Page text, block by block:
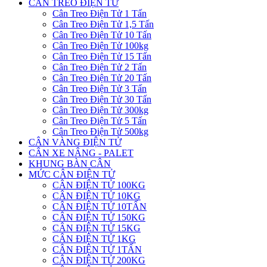
CÂN TREO ĐIỆN TỬ
Cân Treo Điện Tử 1 Tấn
Cân Treo Điện Tử 1,5 Tấn
Cân Treo Điện Tử 10 Tấn
Cân Treo Điện Tử 100kg
Cân Treo Điện Tử 15 Tấn
Cân Treo Điện Tử 2 Tấn
Cân Treo Điện Tử 20 Tấn
Cân Treo Điện Tử 3 Tấn
Cân Treo Điện Tử 30 Tấn
Cân Treo Điện Tử 300kg
Cân Treo Điện Tử 5 Tấn
Cân Treo Điện Tử 500kg
CÂN VÀNG ĐIỆN TỬ
CÂN XE NÂNG - PALET
KHUNG BÀN CÂN
MỨC CÂN ĐIỆN TỬ
CÂN ĐIỆN TỬ 100KG
CÂN ĐIỆN TỬ 10KG
CÂN ĐIỆN TỬ 10TẤN
CÂN ĐIỆN TỬ 150KG
CÂN ĐIỆN TỬ 15KG
CÂN ĐIỆN TỬ 1KG
CÂN ĐIỆN TỬ 1TẤN
CÂN ĐIỆN TỬ 200KG